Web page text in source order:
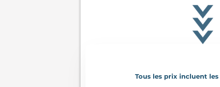
Tous les prix incluent